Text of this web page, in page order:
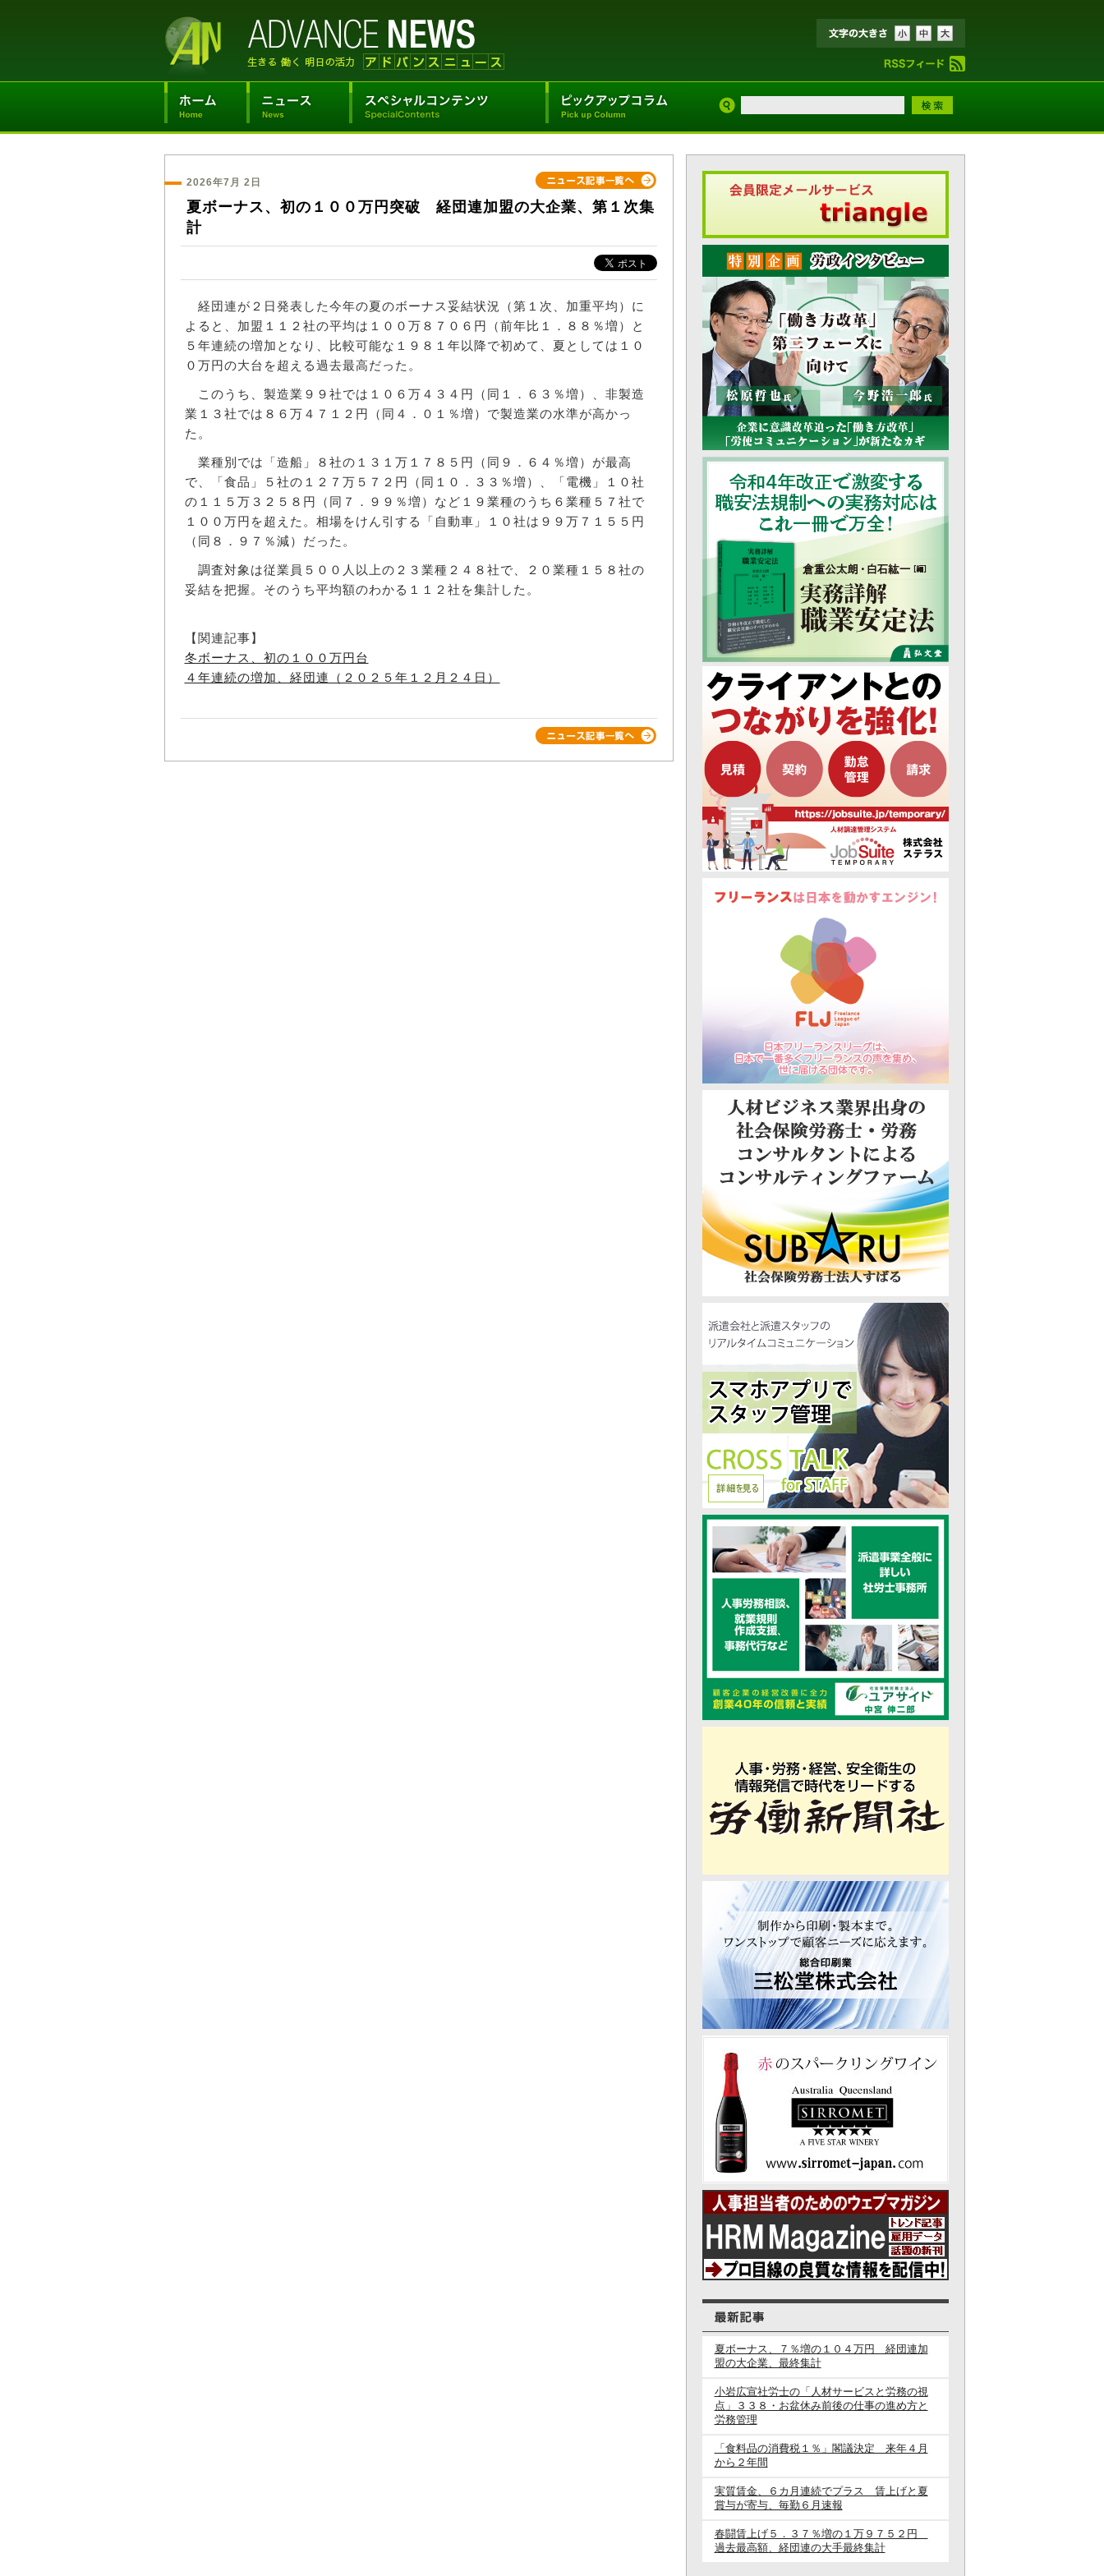
2026年7月 2日
夏ボーナス、初の１００万円突破 経団連加盟の大企業、第１次集
計
経団連が２日発表した今年の夏のボーナス妥結状況（第１次、加重平均）に
よると、加盟１１２社の平均は１００万８７０６円（前年比１．８８％増）と
５年連続の増加となり、比較可能な１９８１年以降で初めて、夏としては１０
０万円の大台を超える過去最高だった。
このうち、製造業９９社では１０６万４３４円（同１．６３％増）、非製造
業１３社では８６万４７１２円（同４．０１％増）で製造業の水準が高かっ
た。
業種別では「造船」８社の１３１万１７８５円（同９．６４％増）が最高
で、「食品」５社の１２７万５７２円（同１０．３３％増）、「電機」１０社
の１１５万３２５８円（同７．９９％増）など１９業種のうち６業種５７社で
１００万円を超えた。相場をけん引する「自動車」１０社は９９万７１５５円
（同８．９７％減）だった。
調査対象は従業員５００人以上の２３業種２４８社で、２０業種１５８社の
妥結を把握。そのうち平均額のわかる１１２社を集計した。
【関連記事】
冬ボーナス、初の１００万円台
４年連続の増加、経団連（２０２５年１２月２４日）
夏ボーナス、７％増の１０４万円 経団連加
盟の大企業、最終集計
小岩広宣社労士の「人材サービスと労務の視
点」３３８・お盆休み前後の仕事の進め方と
労務管理
「食料品の消費税１％」閣議決定 来年４月
から２年間
実質賃金、６カ月連続でプラス 賃上げと夏
賞与が寄与、毎勤６月速報
春闘賃上げ５．３７％増の１万９７５２円
過去最高額、経団連の大手最終集計